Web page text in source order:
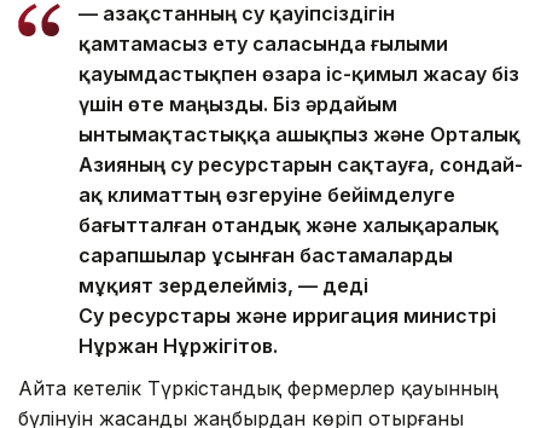
— Қазақстанның су қауіпсіздігін
қамтамасыз ету саласында ғылыми
қауымдастықпен өзара іс-қимыл жасау біз
үшін өте маңызды. Біз әрдайым
ынтымақтастыққа ашықпыз және Орталық
Азияның су ресурстарын сақтауға, сондай-
ақ климаттың өзгеруіне бейімделуге
бағытталған отандық және халықаралық
сарапшылар ұсынған бастамаларды
мұқият зерделейміз, — деді
Су ресурстары және ирригация министрі
Нұржан Нұржігітов.
Айта кетелік Түркістандық фермерлер қауынның
бүлінуін жасанды жаңбырдан көріп отырғаны